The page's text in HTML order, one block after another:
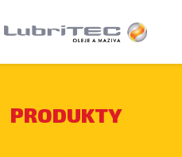
PRODUKTY